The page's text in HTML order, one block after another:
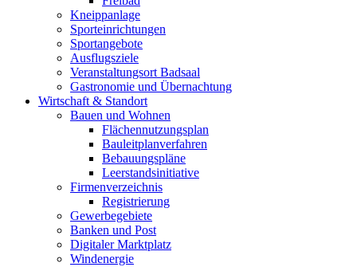
Kneippanlage
Sporteinrichtungen
Sportangebote
Ausflugsziele
Veranstaltungsort Badsaal
Gastronomie und Übernachtung
Wirtschaft & Standort
Bauen und Wohnen
Flächennutzungsplan
Bauleitplanverfahren
Bebauungspläne
Leerstandsinitiative
Firmenverzeichnis
Registrierung
Gewerbegebiete
Banken und Post
Digitaler Marktplatz
Windenergie